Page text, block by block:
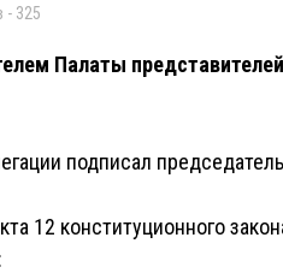
- 325
Палаты
подписал
12 конституционного